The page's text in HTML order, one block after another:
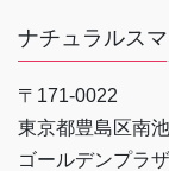
ナチュラルス
〒171-0022
東京都豊島区南
ゴールデンプラ